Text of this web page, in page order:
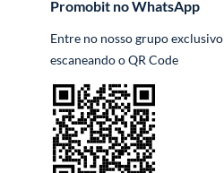
Promobit no WhatsApp
Entre no nosso grupo exclusivo
escaneando o QR Code